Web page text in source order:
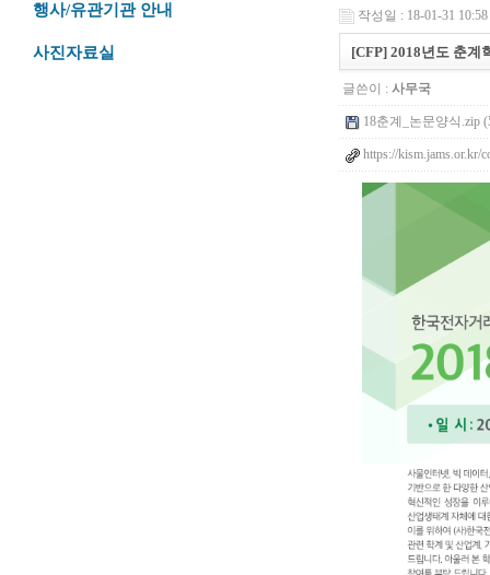
행사/유관기관 안내
사진자료실
작성일 : 18-01-31 10:58
[CFP] 2018년도 춘계
글쓴이 : 사무국
18춘계_논문양식.zip
https://kism.jams.or.kr/